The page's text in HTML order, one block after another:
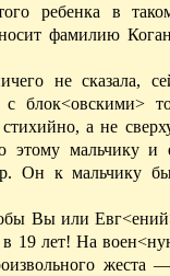
ребенка в
фамилию
не сказала,
блок<овскими>
а не
этому мальчику
Он к мальчику
Вы или Евг<ений
в 19 лет! На
жеста